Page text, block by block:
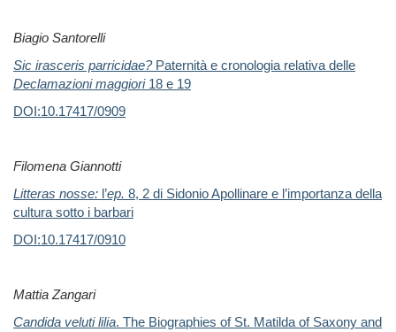
Biagio Santorelli
Sic irasceris parricidae? Paternità e cronologia relativa delle
Declamazioni maggiori 18 e 19
DOI:10.17417/0909
Filomena Giannotti
Litteras nosse: l’ep. 8, 2 di Sidonio Apollinare e l’importanza della
cultura sotto i barbari
DOI:10.17417/0910
Mattia Zangari
Candida veluti lilia. The Biographies of St. Matilda of Saxony and